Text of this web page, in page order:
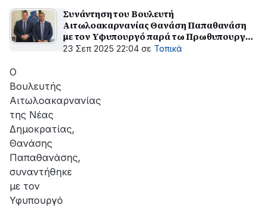
ΔΕΔΔΗΕ
για
την
βλάβης
Συνάντηση του Βουλευτή
Αιτωλοακαρνανίας Θανάση Παπαθανάση
με τον Υφυπουργό παρά τω Πρωθυπουργώ
Θανάση Κοντογεώργη για το Τοπικό Σχέδιο
23 Σεπ 2025 22:04 σε Τοπικά
Ο
Βουλευτής
Αιτωλοακαρνανίας
της Νέας
Δημοκρατίας,
Θανάσης
Παπαθανάσης,
συναντήθηκε
με τον
Υφυπουργό